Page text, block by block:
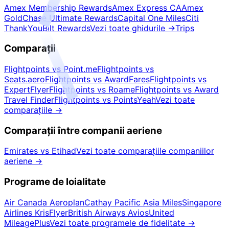
Amex Membership RewardsAmex Express CAAmex
GoldChase Ultimate RewardsCapital One MilesCiti
ThankYouBilt RewardsVezi toate ghidurile →Trips
Comparații
Flightpoints vs Point.meFlightpoints vs
Seats.aeroFlightpoints vs AwardFaresFlightpoints vs
ExpertFlyerFlightpoints vs RoameFlightpoints vs Award
Travel FinderFlightpoints vs PointsYeahVezi toate
comparațiile →
Comparații între companii aeriene
Emirates vs EtihadVezi toate comparațiile companiilor
aeriene →
Programe de loialitate
Air Canada AeroplanCathay Pacific Asia MilesSingapore
Airlines KrisFlyerBritish Airways AviosUnited
MileagePlusVezi toate programele de fidelitate →